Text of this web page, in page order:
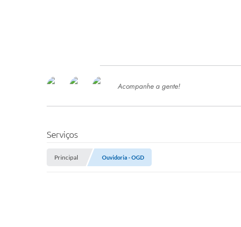
SERVIÇOS
SEMED
Processo de Contratação -
Acompanhe a gente!
Serviços
Principal Ouvidoria - OGD